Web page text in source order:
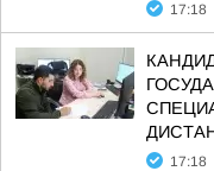
17:18
17:18